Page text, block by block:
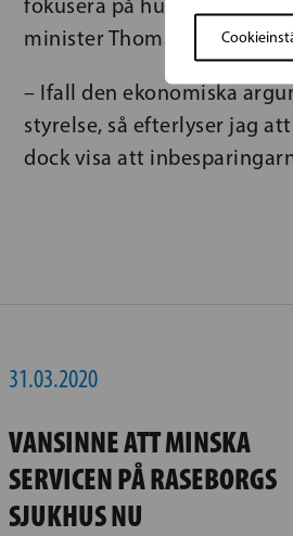
fokusera på hur man kan
minister Thomas
– Ifall den ekonomiska
styrelse, så efterlyser jag
dock visa att
31.03.2020
VANSINNE ATT MINSKA
SERVICEN PÅ RASEBORGS
SJUKHUS NU